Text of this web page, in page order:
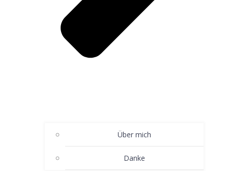
Über mich
Danke